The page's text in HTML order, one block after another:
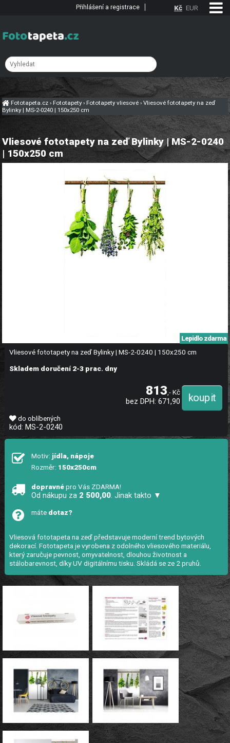
Fototapeta.cz› Fototapety› Fototapety vliesové ›Vliesové fototapety na zeď
Bylinky | MS-2-0240 | 150x250 cm
Vliesové fototapety na zeď Bylinky | MS-2-0240
| 150x250 cm
Vliesové fototapety na zeď Bylinky | MS-2-0240 | 150x250 cm
Lepidlo zdarma
Skladem doručení 2-3 prac. dny
813,- Kč
bez DPH: 671,90
do oblíbených
kód: MS-2-0240
Motiv: jídla, nápoje
Rozměr: 150x250cm
dopravnépro Vás ZDARMA!
Od nákupu za 2 500,00. Jinak takto ▼
máte dotaz?
Vliesová fototapeta na zeď představuje moderní trend bytových
dekorací. Fototapeta je vyrobena z odolného vliesového materiálu,
který zaručuje pevnost, omyvatelnost, dlouhou životnost a
stálobarevnost, díky UV digitálnímu tisku. Skládá se ze 2 pruhů.
Kč EUR
Přihlášení a registrace